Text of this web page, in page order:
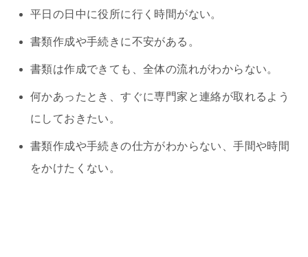
平日の日中に役所に行く時間がない。
書類作成や手続きに不安がある。
書類は作成できても、全体の流れがわからない。
何かあったとき、すぐに専門家と連絡が取れるよう
にしておきたい。
書類作成や手続きの仕方がわからない、手間や時間
をかけたくない。